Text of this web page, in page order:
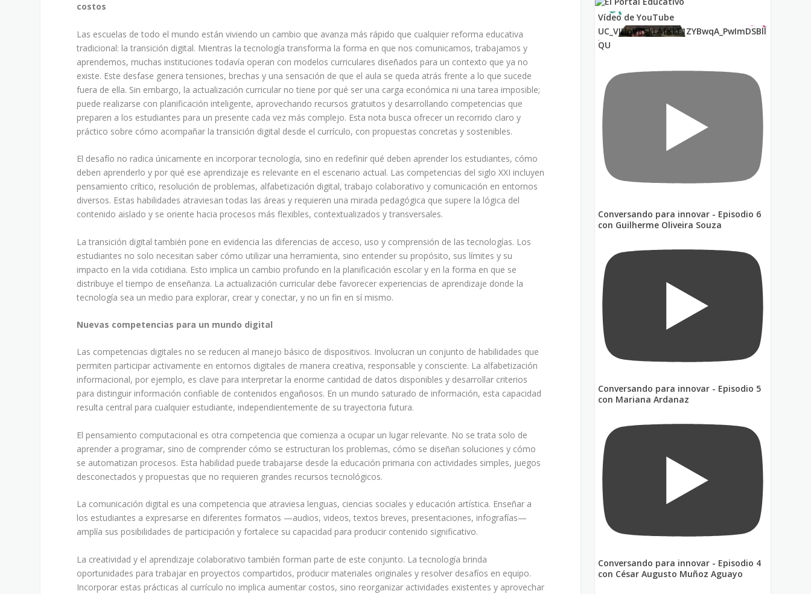
costos
Las escuelas de todo el mundo están viviendo un cambio que avanza más rápido que cualquier reforma educativa
tradicional: la transición digital. Mientras la tecnología transforma la forma en que nos comunicamos, trabajamos y
aprendemos, muchas instituciones todavía operan con modelos curriculares diseñados para un contexto que ya no
existe. Este desfase genera tensiones, brechas y una sensación de que el aula se queda atrás frente a lo que sucede
fuera de ella. Sin embargo, la actualización curricular no tiene por qué ser una carga económica ni una tarea imposible;
puede realizarse con planificación inteligente, aprovechando recursos gratuitos y desarrollando competencias que
preparen a los estudiantes para un presente cada vez más complejo. Esta nota busca ofrecer un recorrido claro y
práctico sobre cómo acompañar la transición digital desde el currículo, con propuestas concretas y sostenibles.
El desafío no radica únicamente en incorporar tecnología, sino en redefinir qué deben aprender los estudiantes, cómo
deben aprenderlo y por qué ese aprendizaje es relevante en el escenario actual. Las competencias del siglo XXI incluyen
pensamiento crítico, resolución de problemas, alfabetización digital, trabajo colaborativo y comunicación en entornos
diversos. Estas habilidades atraviesan todas las áreas y requieren una mirada pedagógica que supere la lógica del
contenido aislado y se oriente hacia procesos más flexibles, contextualizados y transversales.
La transición digital también pone en evidencia las diferencias de acceso, uso y comprensión de las tecnologías. Los
estudiantes no solo necesitan saber cómo utilizar una herramienta, sino entender su propósito, sus límites y su
impacto en la vida cotidiana. Esto implica un cambio profundo en la planificación escolar y en la forma en que se
distribuye el tiempo de enseñanza. La actualización curricular debe favorecer experiencias de aprendizaje donde la
tecnología sea un medio para explorar, crear y conectar, y no un fin en sí mismo.
Nuevas competencias para un mundo digital
Las competencias digitales no se reducen al manejo básico de dispositivos. Involucran un conjunto de habilidades que
permiten participar activamente en entornos digitales de manera creativa, responsable y consciente. La alfabetización
informacional, por ejemplo, es clave para interpretar la enorme cantidad de datos disponibles y desarrollar criterios
para distinguir información confiable de contenidos engañosos. En un mundo saturado de información, esta capacidad
resulta central para cualquier estudiante, independientemente de su trayectoria futura.
El pensamiento computacional es otra competencia que comienza a ocupar un lugar relevante. No se trata solo de
aprender a programar, sino de comprender cómo se estructuran los problemas, cómo se diseñan soluciones y cómo
se automatizan procesos. Esta habilidad puede trabajarse desde la educación primaria con actividades simples, juegos
desconectados y propuestas que no requieren grandes recursos tecnológicos.
La comunicación digital es una competencia que atraviesa lenguas, ciencias sociales y educación artística. Enseñar a
los estudiantes a expresarse en diferentes formatos —audios, videos, textos breves, presentaciones, infografías—
amplía sus posibilidades de participación y fortalece su capacidad para producir contenido significativo.
La creatividad y el aprendizaje colaborativo también forman parte de este conjunto. La tecnología brinda
oportunidades para trabajar en proyectos compartidos, producir materiales originales y resolver desafíos en equipo.
Incorporar estas prácticas al currículo no implica aumentar costos, sino reorganizar actividades existentes y aprovechar
Vídeo de YouTube
UC_VIUnVRSkLAfKkF1ZYBwqA_PwImDSBll
QU
Conversando para innovar - Episodio 6
con Guilherme Oliveira Souza
Conversando para innovar - Episodio 5
con Mariana Ardanaz
Conversando para innovar - Episodio 4
con César Augusto Muñoz Aguayo